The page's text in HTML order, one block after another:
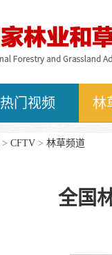
热门视频 林
> CFTV > 林草频道
全国